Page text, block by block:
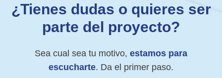
¿Tienes dudas o quieres ser
parte del proyecto?
Sea cual sea tu motivo, estamos para
escucharte. Da el primer paso.